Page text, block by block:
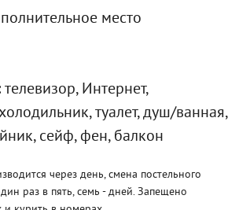
место
телевизор, Интернет,
туалет, душ/ванная,
сейф, фен, балкон
через день, смена постельного
раз в пять, семь - дней. Запещено